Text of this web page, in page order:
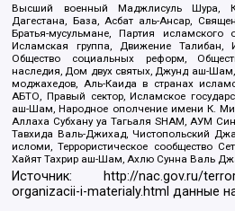
Высший военный Маджлисуль Шура,
Дагестана, База, Асбат аль-Ансар,
Братья-мусульмане, Партия исламского
Исламская группа, Движение Талибан,
Общество социальных реформ,
наследия, Дом двух святых, Джунд аш-
моджахедов, Аль-Каида в странах
АБТО, Правый сектор, Исламское
аш-Шам, Народное ополчение имени К.
Аллаха Субхану уа Тагьаля SHAM, АУМ
Тавхида Валь-Джихад, Чистопольский
исломи, Террористическое сообщество
Хайят Тахрир аш-Шам, Ахлю Сунна Валь
Источник:
http://nac.gov.ru/
organizacii-i-materialy.html данные